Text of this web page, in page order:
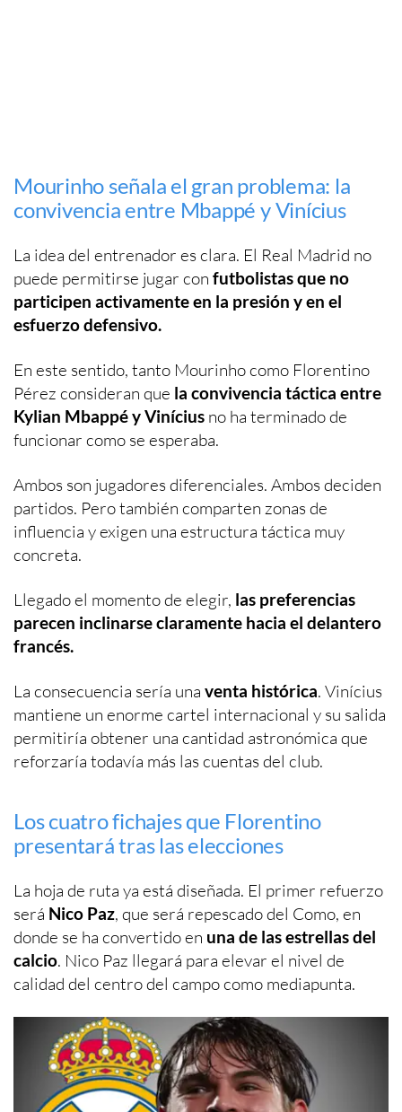
Mourinho señala el gran problema: la
convivencia entre Mbappé y Vinícius
La idea del entrenador es clara. El Real Madrid no
puede permitirse jugar con futbolistas que no
participen activamente en la presión y en el
esfuerzo defensivo.
En este sentido, tanto Mourinho como Florentino
Pérez consideran que la convivencia táctica entre
Kylian Mbappé y Vinícius no ha terminado de
funcionar como se esperaba.
Ambos son jugadores diferenciales. Ambos deciden
partidos. Pero también comparten zonas de
influencia y exigen una estructura táctica muy
concreta.
Llegado el momento de elegir, las preferencias
parecen inclinarse claramente hacia el delantero
francés.
La consecuencia sería una venta histórica. Vinícius
mantiene un enorme cartel internacional y su salida
permitiría obtener una cantidad astronómica que
reforzaría todavía más las cuentas del club.
Los cuatro fichajes que Florentino
presentará tras las elecciones
La hoja de ruta ya está diseñada. El primer refuerzo
será Nico Paz, que será repescado del Como, en
donde se ha convertido en una de las estrellas del
calcio. Nico Paz llegará para elevar el nivel de
calidad del centro del campo como mediapunta.